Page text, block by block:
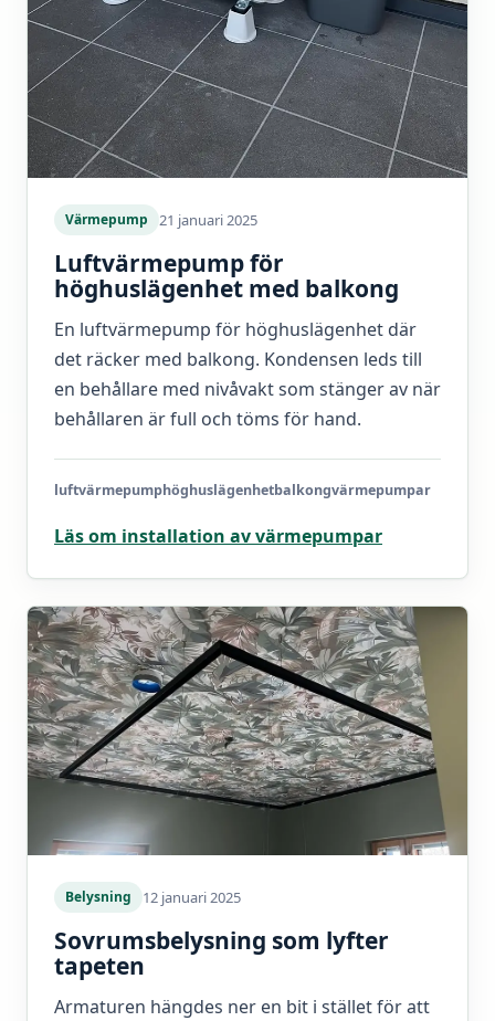
Värmepump 21 januari 2025
Luftvärmepump för
höghuslägenhet med balkong
En luftvärmepump för höghuslägenhet där
det räcker med balkong. Kondensen leds till
en behållare med nivåvakt som stänger av när
behållaren är full och töms för hand.
luftvärmepumphöghuslägenhetbalkongvärmepumpar
Läs om installation av värmepumpar
Belysning 12 januari 2025
Sovrumsbelysning som lyfter
tapeten
Armaturen hängdes ner en bit i stället för att